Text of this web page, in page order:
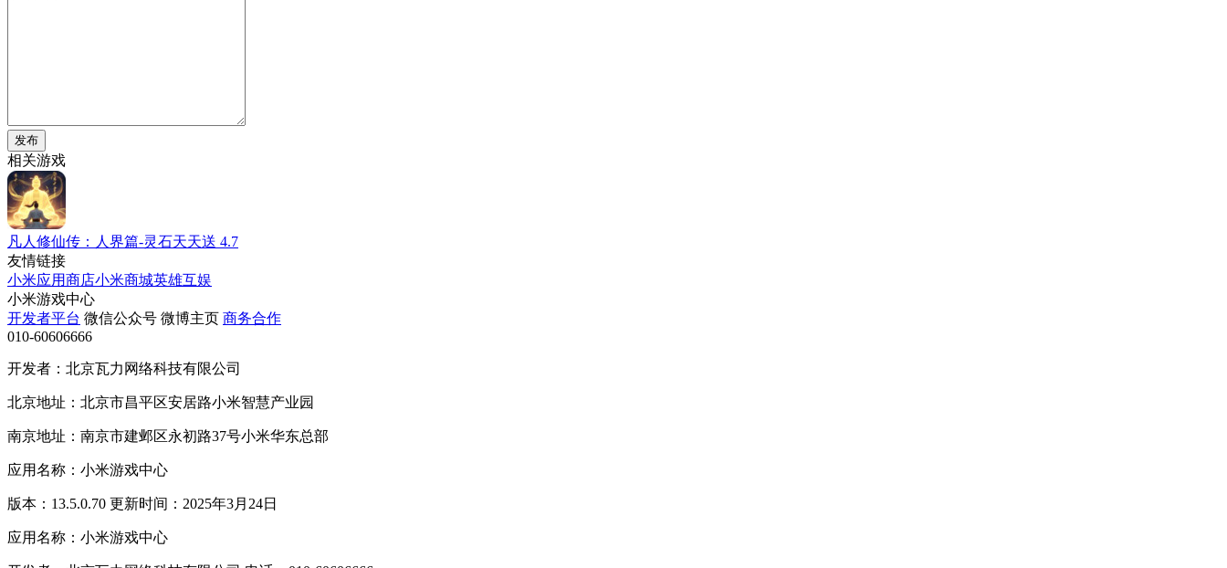
发布
相关游戏
凡人修仙传：人界篇-灵石天天送 4.7
友情链接
小米应用商店小米商城英雄互娱
小米游戏中心
开发者平台 微信公众号 微博主页 商务合作
010-60606666
开发者：北京瓦力网络科技有限公司
北京地址：北京市昌平区安居路小米智慧产业园
南京地址：南京市建邺区永初路37号小米华东总部
应用名称：小米游戏中心
版本：13.5.0.70 更新时间：2025年3月24日
应用名称：小米游戏中心